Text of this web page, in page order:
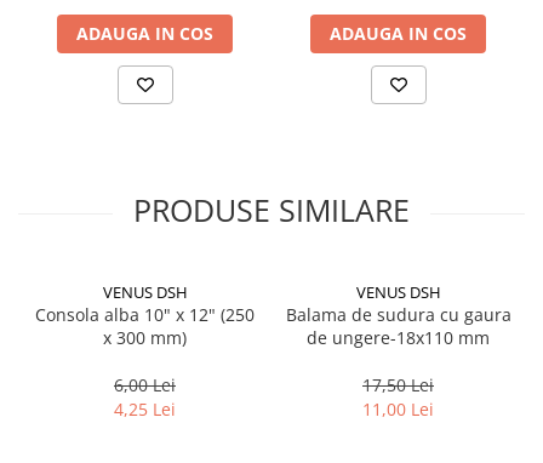
ADAUGA IN COS ADAUGA IN COS
PRODUSE SIMILARE
VENUS DSH
Consola alba 10" x 12" (250
x 300 mm)
6,00 Lei
4,25 Lei
VENUS DSH
Balama de sudura cu gaura
de ungere-18x110 mm
17,50 Lei
11,00 Lei